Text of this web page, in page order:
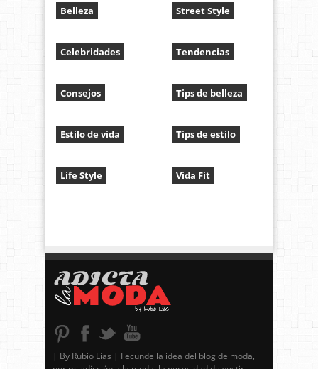
Belleza
Celebridades
Consejos
Estilo de vida
Life Style
Street Style
Tendencias
Tips de belleza
Tips de estilo
Vida Fit
| By Rubio Lías | Fecunde la idea del blog de moda,